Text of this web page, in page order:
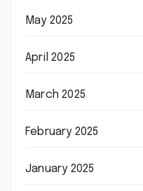
May 2025
April 2025
March 2025
February 2025
January 2025